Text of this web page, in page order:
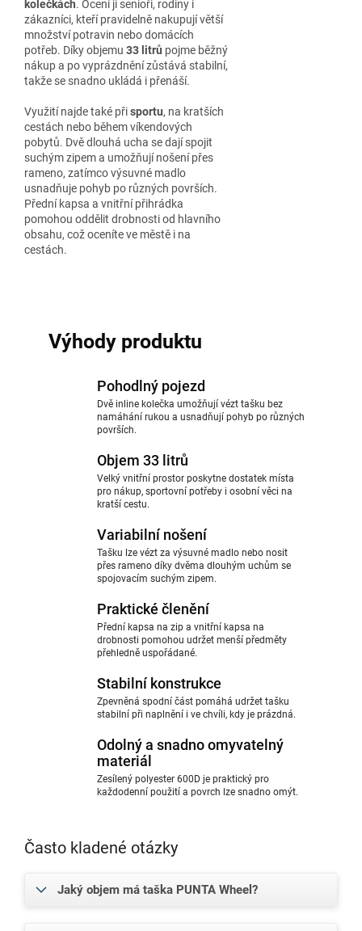
kolečkách. Ocení ji senioři, rodiny i
zákazníci, kteří pravidelně nakupují větší
množství potravin nebo domácích
potřeb. Díky objemu 33 litrů pojme běžný
nákup a po vyprázdnění zůstává stabilní,
takže se snadno ukládá i přenáší.
Využití najde také přisportu, na kratších
cestách nebo během víkendových
pobytů. Dvě dlouhá ucha se dají spojit
suchým zipem a umožňují nošení přes
rameno, zatímco výsuvné madlo
usnadňuje pohyb po různých površích.
Přední kapsa a vnitřní přihrádka
pomohou oddělit drobnosti od hlavního
obsahu, což oceníte ve městě i na
cestách.
Výhody produktu
Pohodlný pojezd
Dvě inline kolečka umožňují vézt tašku bez
namáhání rukou a usnadňují pohyb po různých
površích.
Objem 33 litrů
Velký vnitřní prostor poskytne dostatek místa
pro nákup, sportovní potřeby i osobní věci na
kratší cestu.
Variabilní nošení
Tašku lze vézt za výsuvné madlo nebo nosit
přes rameno díky dvěma dlouhým uchům se
spojovacím suchým zipem.
Praktické členění
Přední kapsa na zip a vnitřní kapsa na
drobnosti pomohou udržet menší předměty
přehledně uspořádané.
Stabilní konstrukce
Zpevněná spodní část pomáhá udržet tašku
stabilní při naplnění i ve chvíli, kdy je prázdná.
Odolný a snadno omyvatelný
materiál
Zesílený polyester 600D je praktický pro
každodenní použití a povrch lze snadno omýt.
Často kladené otázky
Jaký objem má taška PUNTA Wheel?